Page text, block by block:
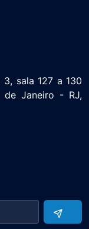
sala 127 a 130
de Janeiro - RJ,